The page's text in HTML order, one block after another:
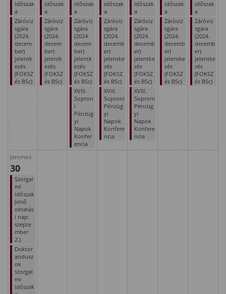
időszak
a
Záróviz
sgára
(2024.
decem
ber)
jelentk
ezés
(FOKSZ
és BSc)
időszak
a
Záróviz
sgára
(2024.
decem
ber)
jelentk
ezés
(FOKSZ
és BSc)
időszak
a
Záróviz
sgára
(2024.
decem
ber)
jelentk
ezés
(FOKSZ
és BSc)
XVIII.
Sopron
i
Pénzüg
yi
Napok
Konfer
encia
időszak
a
Záróviz
sgára
(2024.
decemb
er)
jelentke
zés
(FOKSZ
és BSc)
XVIII.
Soproni
Pénzüg
yi
Napok
Konfere
ncia
időszak
a
Záróviz
sgára
(2024.
decemb
er)
jelentke
zés
(FOKSZ
és BSc)
XVIII.
Soproni
Pénzüg
yi
Napok
Konfere
ncia
időszak
a
Záróviz
sgára
(2024.
decemb
er)
jelentke
zés
(FOKSZ
és BSc)
időszak
a
Záróviz
sgára
(2024.
decemb
er)
jelentke
zés
(FOKSZ
és BSc)
Jeromos
30
Szorgal
mi
időszak
(első
oktatás
i nap:
szepte
mber
2.)
Doktor
andusz
ok
szorgal
mi
időszak